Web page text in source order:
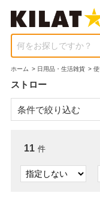
何をお探しですか？
ホーム > 日用品・生活雑貨 >
ストロー
条件で絞り込む
11 件